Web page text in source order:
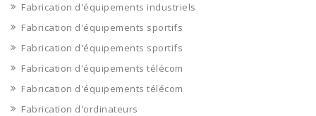
Fabrication d'équipements industriels
Fabrication d'équipements sportifs
Fabrication d'équipements sportifs
Fabrication d'équipements télécom
Fabrication d'équipements télécom
Fabrication d'ordinateurs